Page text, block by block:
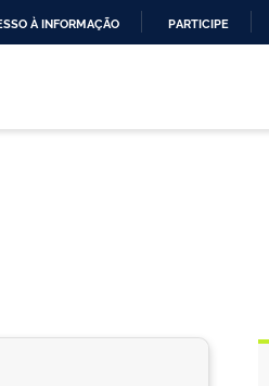
À INFORMAÇÃO PARTICIPE